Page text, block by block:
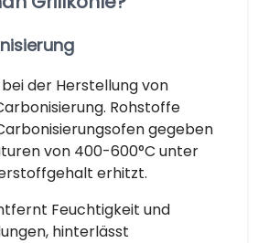
der Herstellung von
Rohstoffe
gegeben
von 400-600°C unter
erhitzt.
Feuchtigkeit und
hinterlässt